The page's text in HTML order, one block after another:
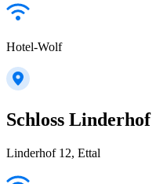
Hotel-Wolf
Schloss Linderhof
Linderhof 12, Ettal